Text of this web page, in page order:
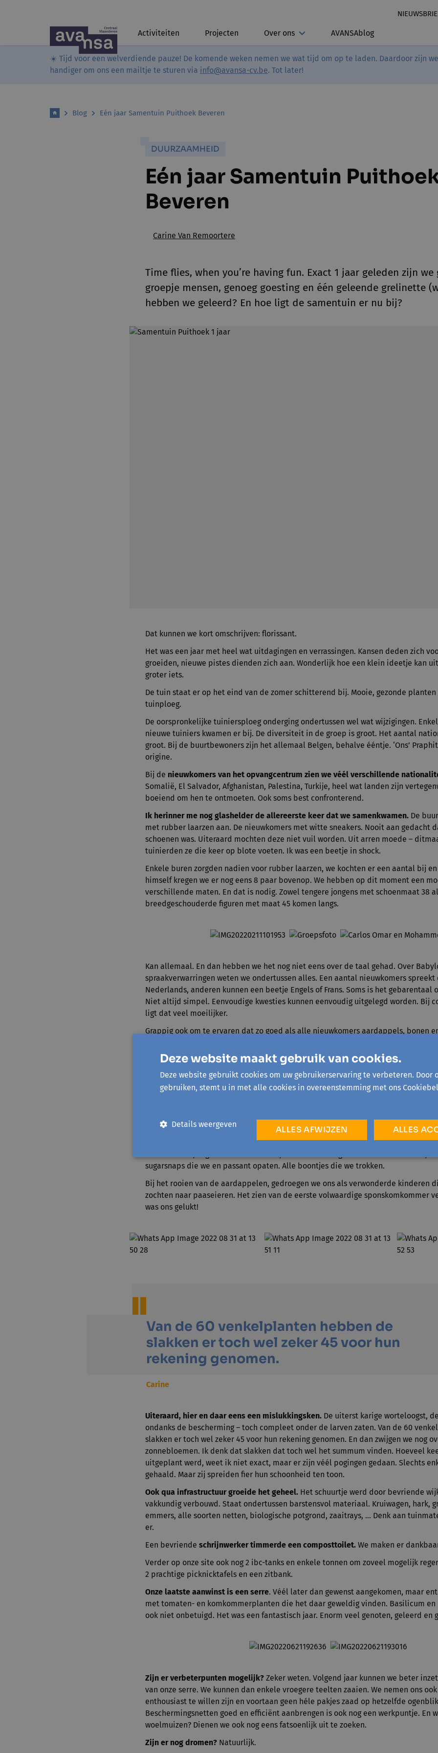
Activiteiten Projecten Over ons AVANSAblog
☀️ Tijd voor een welverdiende pauze! De komende weken nemen we wat tijd om op te laden. Daardoor zijn
handiger om ons een mailtje te sturen via info@avansa-cv.be. Tot later!
Blog Eén jaar Samentuin Puithoek Beveren
DUURZAAMHEID
Eén jaar Samentuin
Beveren
Carine Van Remoortere
Time flies, when you’re having fun. Exact 1 jaar geleden zijn
groepje mensen, genoeg goesting en één geleende grelinette
hebben we geleerd? En hoe ligt de samentuin er nu bij?
Dat kunnen we kort omschrijven: florissant.
Het was een jaar met heel wat uitdagingen en verrassingen. Kansen deden zich
groeiden, nieuwe pistes dienden zich aan. Wonderlijk hoe een klein ideetje kan
groter iets.
De tuin staat er op het eind van de zomer schitterend bij. Mooie, gezonde
tuinploeg.
De oorspronkelijke tuiniersploeg onderging ondertussen wel wat wijzigingen.
nieuwe tuiniers kwamen er bij. De diversiteit in de groep is groot. Het aantal
groot. Bij de buurtbewoners zijn het allemaal Belgen, behalve ééntje. ‘Ons’
origine.
Bij de nieuwkomers van het opvangcentrum zien we véél verschillende
Somalië, El Salvador, Afghanistan, Palestina, Turkije, heel wat landen zijn
boeiend om hen te ontmoeten. Ook soms best confronterend.
Ik herinner me nog glashelder de allereerste keer dat we samenkwamen. De
met rubber laarzen aan. De nieuwkomers met witte sneakers. Nooit aan gedacht
schoenen was. Uiteraard mochten deze niet vuil worden. Uit arren moede –
tuinierden ze die keer op blote voeten. Ik was een beetje in shock.
Enkele buren zorgden nadien voor rubber laarzen, we kochten er een aantal bij en
himself kregen we er nog eens 8 paar bovenop. We hebben op dit moment een
verschillende maten. En dat is nodig. Zowel tengere jongens met schoenmaat 38
breedgeschouderde figuren met maat 45 komen langs.
Kan allemaal. En dan hebben we het nog niet eens over de taal gehad. Over
spraakverwarringen weten we ondertussen alles. Een aantal nieuwkomers spreekt
Nederlands, anderen kunnen een beetje Engels of Frans. Soms is het gebarentaal
Niet altijd simpel. Eenvoudige kwesties kunnen eenvoudig uitgelegd worden. Bij
ligt dat veel moeilijker.
Grappig ook om te ervaren dat zo goed als alle nieuwkomers aardappels, bonen
Onze groep omvat zowel ervaren tuiniers, beginnende groentjes als compleet
geen enkel probleem. Het blijft fantastisch om te zien hoe al deze verschillende
samensmelten en leiden tot schitterende resultaten.
wat dan ook, compleet geen belang.
United we stand.
Zelfs met de afgelopen kurkdroge en hete maanden regen we de succesvolle
sugarsnaps die we en passant opaten. Alle boontjes die we trokken.
Bij het rooien van de aardappelen, gedroegen we ons als verwonderde kinderen
zochten naar paaseieren. Het zien van de eerste volwaardige sponskomkommer
was ons gelukt!
Van de 60 venkelplanten hebben de
slakken er toch wel zeker 45 voor hun
rekening genomen.
Carine
Uiteraard, hier en daar eens een mislukkingsken. De uiterst karige worteloogst,
ondanks de bescherming – toch compleet onder de larven zaten. Van de 60
slakken er toch wel zeker 45 voor hun rekening genomen. En dan zwijgen we nog
zonnebloemen. Ik denk dat slakken dat toch wel het summum vinden. Hoeveel
uitgeplant werd, weet ik niet exact, maar er zijn véél pogingen gedaan. Slechts
gehaald. Maar zij spreiden fier hun schoonheid ten toon.
Ook qua infrastructuur groeide het geheel. Het schuurtje werd door bevriende
vakkundig verbouwd. Staat ondertussen barstensvol materiaal. Kruiwagen, hark,
emmers, alle soorten netten, biologische potgrond, zaaitrays, … Denk aan
er.
Een bevriendeschrijnwerker timmerde een composttoilet. We maken er
Verder op onze site ook nog 2 ibc-tanks en enkele tonnen om zoveel mogelijk
2 prachtige picknicktafels en een zitbank.
Onze laatste aanwinst is een serre. Véél later dan gewenst aangekomen, maar
met tomaten- en komkommerplanten die het daar geweldig vinden. Basilicum
ook niet onbetuigd. Het was een fantastisch jaar. Enorm veel genoten, geleerd en
Zijn er verbeterpunten mogelijk? Zeker weten. Volgend jaar kunnen we beter
van onze serre. We kunnen dan enkele vroegere teelten zaaien. We nemen ons
enthousiast te willen zijn en voortaan geen héle pakjes zaad op hetzelfde
Beschermingsnetten goed en efficiënt aanbrengen is ook nog een werkpuntje. En
woelmuizen? Dienen we ook nog eens fatsoenlijk uit te zoeken.
Zijn er nog dromen? Natuurlijk.
Deze website maakt gebruik van cookies.
Deze website gebruikt cookies om uw gebruikerservaring te verbeteren. Door
gebruiken, stemt u in met alle cookies in overeenstemming met ons
ALLES
ALLES AFWIJZEN
Details weergeven